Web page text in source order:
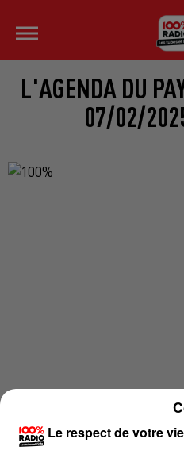
L'AGENDA DU
07/02/
Le respect de votre